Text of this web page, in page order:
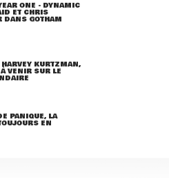
ONE - DYNAMIC
ET CHRIS
DANS GOTHAM
KURTZMAN,
VENIR SUR LE
PANIQUE, LA
EN